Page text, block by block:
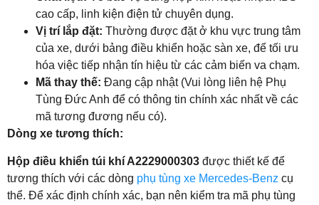
cao cấp, linh kiện điện tử chuyên dụng.
Vị trí lắp đặt: Thường được đặt ở khu vực trung tâm
của xe, dưới bảng điều khiển hoặc sàn xe, để tối ưu
hóa việc tiếp nhận tín hiệu từ các cảm biến va chạm.
Mã thay thế: Đang cập nhật (Vui lòng liên hệ Phụ
Tùng Đức Anh để có thông tin chính xác nhất về các
mã tương đương nếu có).
Dòng xe tương thích:
Hộp điều khiển túi khí A2229000303 được thiết kế để
tương thích với các dòng phụ tùng xe Mercedes-Benz cụ
thể. Để xác định chính xác, bạn nên kiểm tra mã phụ tùng